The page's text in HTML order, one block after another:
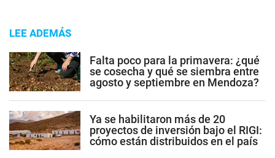
LEE ADEMÁS
Falta poco para la primavera: ¿qué
se cosecha y qué se siembra entre
agosto y septiembre en Mendoza?
Ya se habilitaron más de 20
proyectos de inversión bajo el RIGI:
cómo están distribuidos en el país